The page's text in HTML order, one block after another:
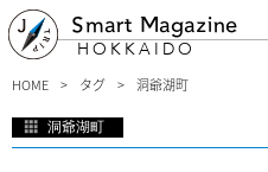
Smart Magazine
HOKKAIDO
HOME タグ 洞爺湖町
洞爺湖町